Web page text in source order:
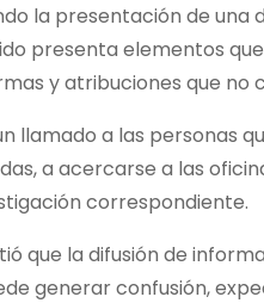
la presentación de una
presenta elementos
y atribuciones que no
llamado a las personas
a acercarse a las
correspondiente.
que la difusión de
generar confusión,